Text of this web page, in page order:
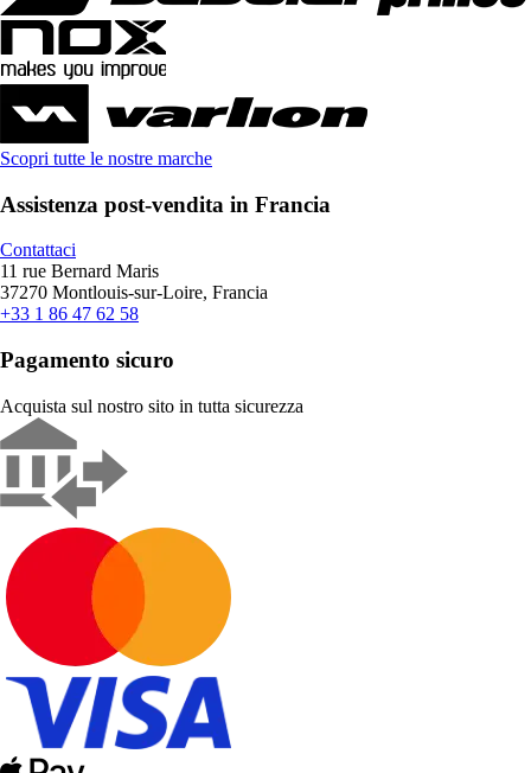
Scopri tutte le nostre marche
Assistenza post-vendita in Francia
Contattaci
11 rue Bernard Maris
37270 Montlouis-sur-Loire, Francia
+33 1 86 47 62 58
Pagamento sicuro
Acquista sul nostro sito in tutta sicurezza